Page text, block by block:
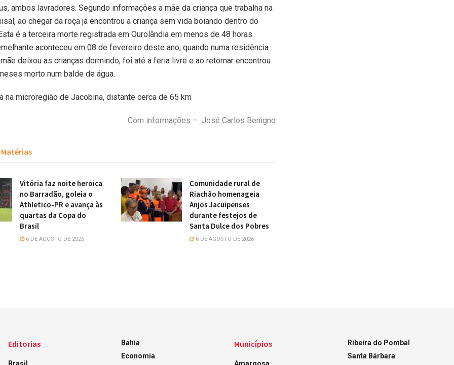
ambos lavradores. Segundo informações a mãe da criança que trabalha na
ao chegar da roça já encontrou a criança sem vida boiando dentro do
é a terceira morte registrada em Ourolândia em menos de 48 horas.
aconteceu em 08 de fevereiro deste ano, quando numa residência
deixou as crianças dormindo, foi até a feria livre e ao retornar encontrou
morto num balde de água.
na microregião de Jacobina, distante cerca de 65 km
Com informações – José Carlos Benigno
Matérias
Vitória faz noite heroica
no Barradão, goleia o
Athletico-PR e avança às
quartas da Copa do
Brasil
6 DE AGOSTO DE 2026
Comunidade rural de
Riachão homenageia
Anjos Jacuipenses
durante festejos de
Santa Dulce dos Pobres
6 DE AGOSTO DE 2026
Editorias
Bahia
Economia
Municípios
Ribeira do Pombal
Santa Bárbara